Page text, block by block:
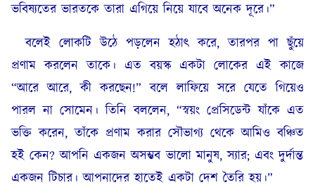
ভবিষ্যতের ভারতকে তারা এগিয়ে নিয়ে যাবে অনেক দূরে।”
বলেই লোকটি উঠে পড়লেন হঠাৎ করে, তারপর পা ছুঁয়ে
প্রণাম করলেন তাকে। এত বয়স্ক একটা লোকের এই কাজে
“আরে আরে, কী করছেন!” বলে লাফিয়ে সরে যেতে গিয়েও
পারল না সোমেন। তিনি বললেন, “স্বয়ং প্রেসিডেন্ট যাঁকে এত
ভক্তি করেন, তাঁকে প্রণাম করার সৌভাগ্য থেকে আমিও বঞ্চিত
হই কেন? আপনি একজন অসম্ভব ভালো মানুষ, স্যার; এবং দুর্দান্ত
একজন টিচার। আপনাদের হাতেই একটা দেশ তৈরি হয়।”